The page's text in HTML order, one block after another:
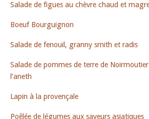
Salade de figues au chèvre chaud et
Boeuf Bourguignon
Salade de fenouil, granny smith et radis
Salade de pommes de terre de
l’aneth
Lapin à la provençale
Poêlée de légumes aux saveurs asiatiques